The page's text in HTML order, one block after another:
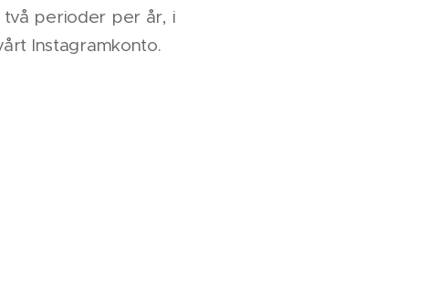
två perioder per år, i
Instagramkonto.